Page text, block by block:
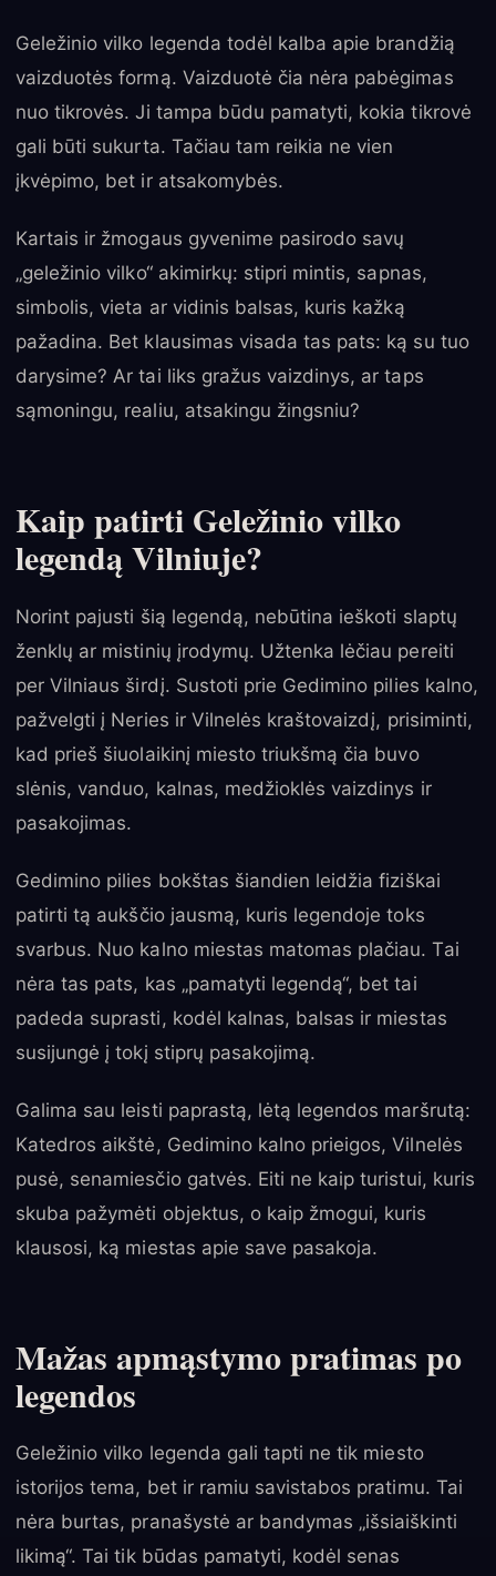
Geležinio vilko legenda todėl kalba apie brandžią
vaizduotės formą. Vaizduotė čia nėra pabėgimas
nuo tikrovės. Ji tampa būdu pamatyti, kokia tikrovė
gali būti sukurta. Tačiau tam reikia ne vien
įkvėpimo, bet ir atsakomybės.
Kartais ir žmogaus gyvenime pasirodo savų
„geležinio vilko“ akimirkų: stipri mintis, sapnas,
simbolis, vieta ar vidinis balsas, kuris kažką
pažadina. Bet klausimas visada tas pats: ką su tuo
darysime? Ar tai liks gražus vaizdinys, ar taps
sąmoningu, realiu, atsakingu žingsniu?
Kaip patirti Geležinio vilko
legendą Vilniuje?
Norint pajusti šią legendą, nebūtina ieškoti slaptų
ženklų ar mistinių įrodymų. Užtenka lėčiau pereiti
per Vilniaus širdį. Sustoti prie Gedimino pilies kalno,
pažvelgti į Neries ir Vilnelės kraštovaizdį, prisiminti,
kad prieš šiuolaikinį miesto triukšmą čia buvo
slėnis, vanduo, kalnas, medžioklės vaizdinys ir
pasakojimas.
Gedimino pilies bokštas šiandien leidžia fiziškai
patirti tą aukščio jausmą, kuris legendoje toks
svarbus. Nuo kalno miestas matomas plačiau. Tai
nėra tas pats, kas „pamatyti legendą“, bet tai
padeda suprasti, kodėl kalnas, balsas ir miestas
susijungė į tokį stiprų pasakojimą.
Galima sau leisti paprastą, lėtą legendos maršrutą:
Katedros aikštė, Gedimino kalno prieigos, Vilnelės
pusė, senamiesčio gatvės. Eiti ne kaip turistui, kuris
skuba pažymėti objektus, o kaip žmogui, kuris
klausosi, ką miestas apie save pasakoja.
Mažas apmąstymo pratimas po
legendos
Geležinio vilko legenda gali tapti ne tik miesto
istorijos tema, bet ir ramiu savistabos pratimu. Tai
nėra burtas, pranašystė ar bandymas „išsiaiškinti
likimą“. Tai tik būdas pamatyti, kodėl senas